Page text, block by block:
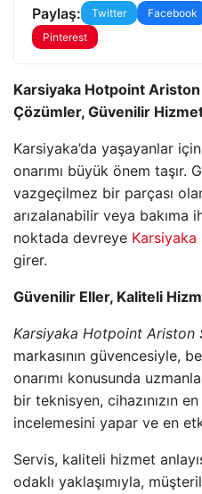
Paylaş: Twitter Facebook
Pinterest
Karsiyaka Hotpoint
Çözümler, Güvenilir
Karsiyaka’da yaşayanlar
onarımı büyük önem taşır.
vazgeçilmez bir parçası
arızalanabilir veya bakıma
noktada devreye
girer.
Güvenilir Eller, Kaliteli
Karsiyaka Hotpoint Ariston
markasının güvencesiyle,
onarımı konusunda
bir teknisyen, cihazınızın
incelemesini yapar ve en
Servis, kaliteli hizmet
odaklı yaklaşımıyla,